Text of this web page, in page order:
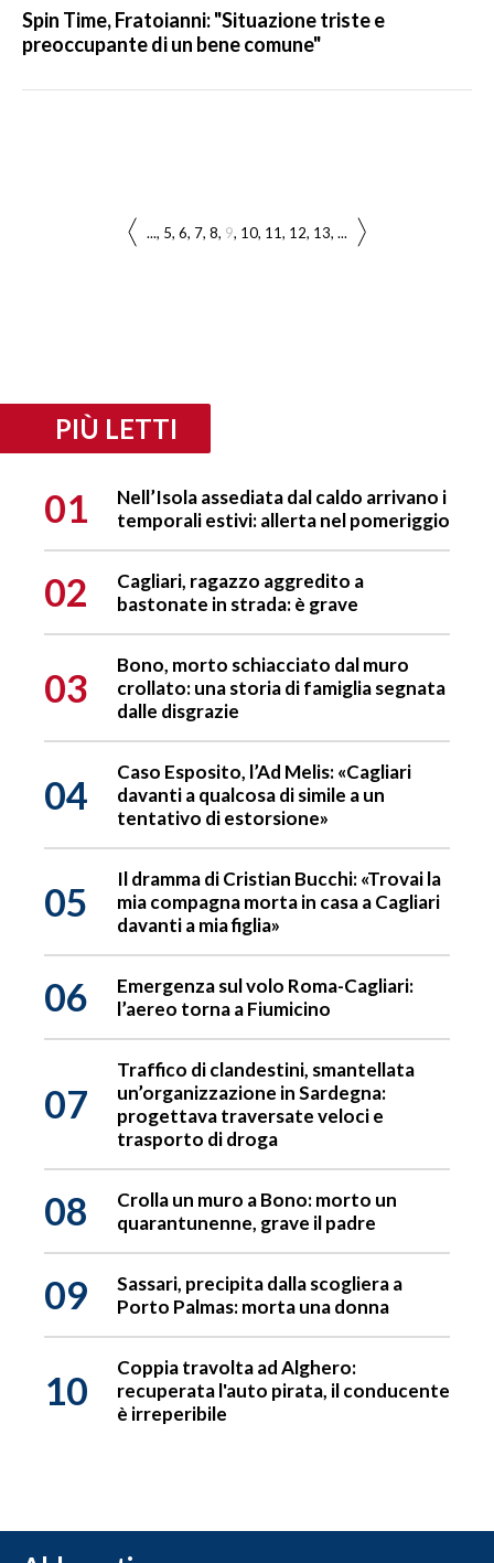
Spin Time, Fratoianni: "Situazione triste e
preoccupante di un bene comune"
... 5 6 7 8 9 10 11 12 13 ...
PIÙ LETTI
01
Nell’Isola assediata dal caldo arrivano i
temporali estivi: allerta nel pomeriggio
02
Cagliari, ragazzo aggredito a
bastonate in strada: è grave
03
Bono, morto schiacciato dal muro
crollato: una storia di famiglia segnata
dalle disgrazie
04
Caso Esposito, l’Ad Melis: «Cagliari
davanti a qualcosa di simile a un
tentativo di estorsione»
05
Il dramma di Cristian Bucchi: «Trovai la
mia compagna morta in casa a Cagliari
davanti a mia figlia»
06
Emergenza sul volo Roma-Cagliari:
l’aereo torna a Fiumicino
07
Traffico di clandestini, smantellata
un’organizzazione in Sardegna:
progettava traversate veloci e
trasporto di droga
08
Crolla un muro a Bono: morto un
quarantunenne, grave il padre
09
Sassari, precipita dalla scogliera a
Porto Palmas: morta una donna
10
Coppia travolta ad Alghero:
recuperata l'auto pirata, il conducente
è irreperibile